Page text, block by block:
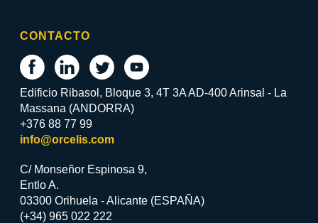
CONTACTO
Edificio Ribasol, Bloque 3, 4T 3A AD-400 Arinsal - La
Massana (ANDORRA)
+376 88 77 99
info@orcelis.com
C/ Monseñor Espinosa 9,
Entlo A.
03300 Orihuela - Alicante (ESPAÑA)
(+34) 965 022 222